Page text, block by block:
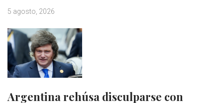
5 agosto, 2026
Argentina rehúsa disculparse con